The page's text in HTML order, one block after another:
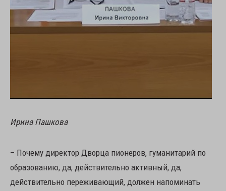
Ирина Пашкова
– Почему директор Дворца пионеров, гуманитарий по
образованию, да, действительно активный, да,
действительно переживающий, должен напоминать